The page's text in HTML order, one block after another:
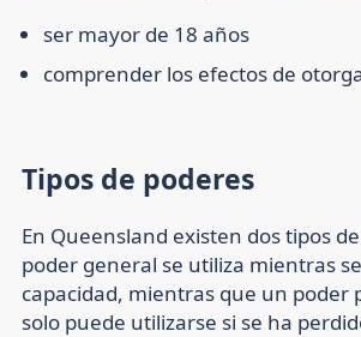
ser mayor de 18 años
comprender los efectos de
Tipos de poderes
En Queensland existen dos tipos
poder general se utiliza mientras
capacidad, mientras que un poder
solo puede utilizarse si se ha